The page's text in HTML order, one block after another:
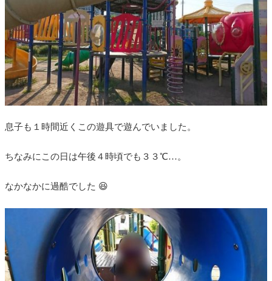
息子も１時間近くこの遊具で遊んでいました。
ちなみにこの日は午後４時頃でも３３℃…。
なかなかに過酷でした 😆